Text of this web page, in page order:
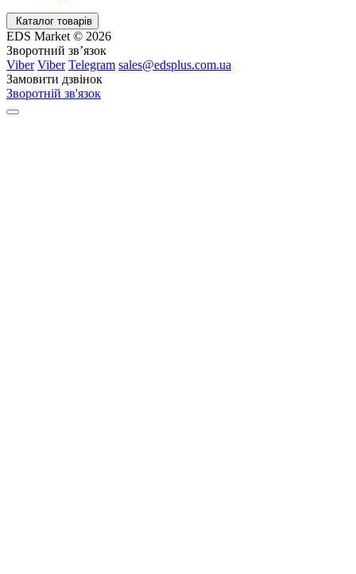
Каталог товарів
EDS Market © 2026
Зворотний зв’язок
Viber Viber Telegram sales@edsplus.com.ua
Замовити дзвінок
Зворотній зв'язок